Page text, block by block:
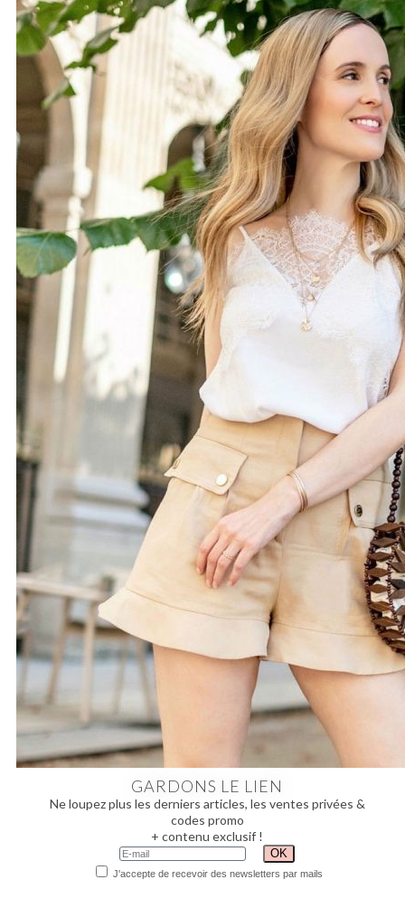
GARDONS LE LIEN
Ne loupez plus les derniers articles, les ventes privées &
codes promo
+ contenu exclusif !
J'accepte de recevoir des newsletters par mails